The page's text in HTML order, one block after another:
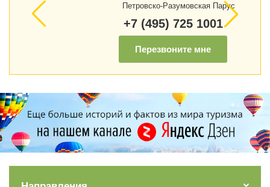
Петровско-Разумовская Парус
+7 (495) 725 1001
Перезвоните мне